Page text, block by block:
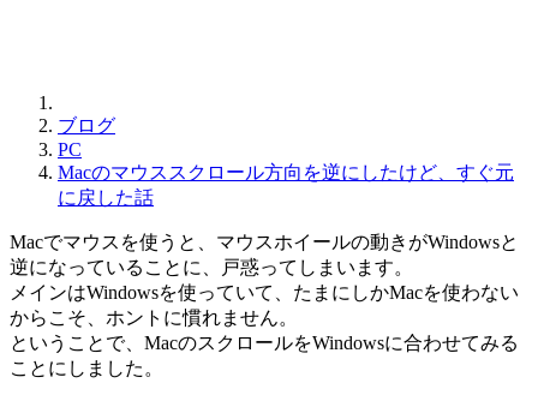
ブログ
PC
Macのマウススクロール方向を逆にしたけど、すぐ元
に戻した話
Macでマウスを使うと、マウスホイールの動きがWindowsと
逆になっていることに、戸惑ってしまいます。
メインはWindowsを使っていて、たまにしかMacを使わない
からこそ、ホントに慣れません。
ということで、MacのスクロールをWindowsに合わせてみる
ことにしました。